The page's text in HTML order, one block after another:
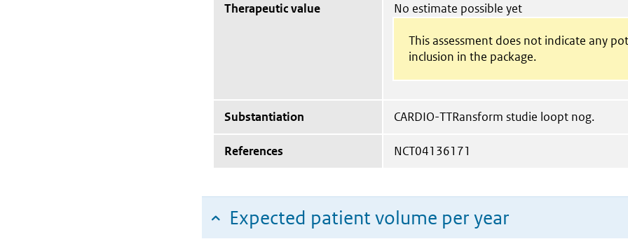
Therapeutic value No estimate possible yet
This assessment does not indicate any
inclusion in the package.
Substantiation CARDIO-TTRansform studie loopt nog.
References NCT04136171
Expected patient volume per year